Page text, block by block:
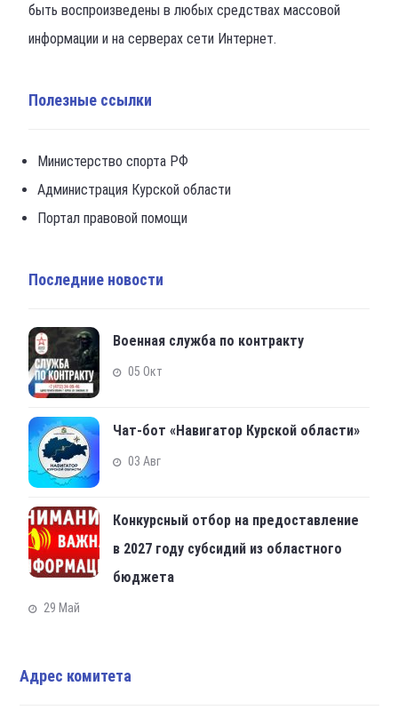
быть воспроизведены в любых средствах массовой
информации и на серверах сети Интернет.
Полезные ссылки
Министерство спорта РФ
Администрация Курской области
Портал правовой помощи
Последние новости
Военная служба по контракту
05 Окт
Чат-бот «Навигатор Курской области»
03 Авг
Конкурсный отбор на предоставление
в 2027 году субсидий из областного
бюджета
29 Май
Адрес комитета